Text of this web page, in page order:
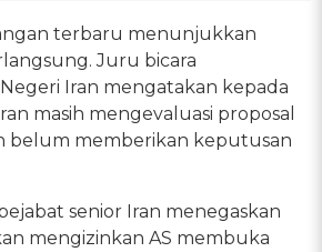
terbaru menunjukkan
Juru bicara
Iran mengatakan kepada
masih mengevaluasi proposal
belum memberikan keputusan
senior Iran menegaskan
mengizinkan AS membuka